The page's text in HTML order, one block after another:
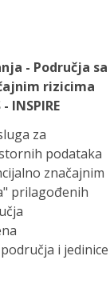
- Područja sa
rizicima
INSPIRE
za
podataka
značajnim
prilagođenih
i jedinice